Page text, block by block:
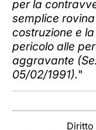
per la
semplice
costruzione e
pericolo alle
aggravante
05/02/1991)."
Diritto